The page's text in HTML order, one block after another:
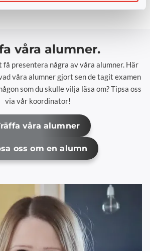
våra alumner.
presentera några av våra alumner. Här
våra alumner gjort sen de tagit examen
som du skulle vilja läsa om? Tipsa oss
via vår koordinator!
våra alumner
oss om en alumn